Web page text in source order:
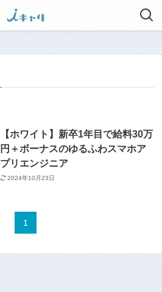
【ホワイト】新卒1年目で給料30万
円＋ボーナスのゆるふわスマホア
プリエンジニア
2024年10月23日
1